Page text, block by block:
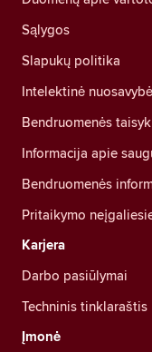
Sąlygos
Slapukų politika
Intelektinė nuosavybė
Bendruomenės
Informacija apie
Bendruomenės
Pritaikymo
Karjera
Darbo pasiūlymai
Techninis tinklaraštis
Įmonė